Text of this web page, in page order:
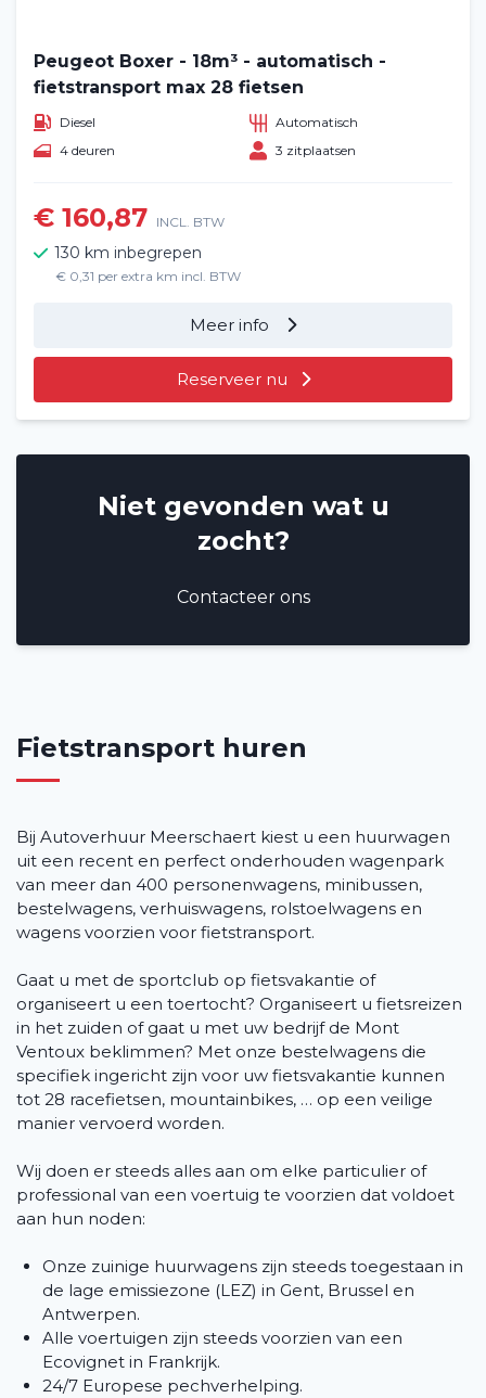
Peugeot Boxer - 18m³ - automatisch -
fietstransport max 28 fietsen
Diesel
Automatisch
4 deuren
3 zitplaatsen
€ 160,87 INCL. BTW
130 km inbegrepen
€ 0,31 per extra km incl. BTW
Meer info
Reserveer nu
Niet gevonden wat u
zocht?
Contacteer ons
Fietstransport huren
Bij Autoverhuur Meerschaert kiest u een huurwagen
uit een recent en perfect onderhouden wagenpark
van meer dan 400 personenwagens, minibussen,
bestelwagens, verhuiswagens, rolstoelwagens en
wagens voorzien voor fietstransport.
Gaat u met de sportclub op fietsvakantie of
organiseert u een toertocht? Organiseert u fietsreizen
in het zuiden of gaat u met uw bedrijf de Mont
Ventoux beklimmen? Met onze bestelwagens die
specifiek ingericht zijn voor uw fietsvakantie kunnen
tot 28 racefietsen, mountainbikes, … op een veilige
manier vervoerd worden.
Wij doen er steeds alles aan om elke particulier of
professional van een voertuig te voorzien dat voldoet
aan hun noden:
Onze zuinige huurwagens zijn steeds toegestaan in
de lage emissiezone (LEZ) in Gent, Brussel en
Antwerpen.
Alle voertuigen zijn steeds voorzien van een
Ecovignet in Frankrijk.
24/7 Europese pechverhelping.